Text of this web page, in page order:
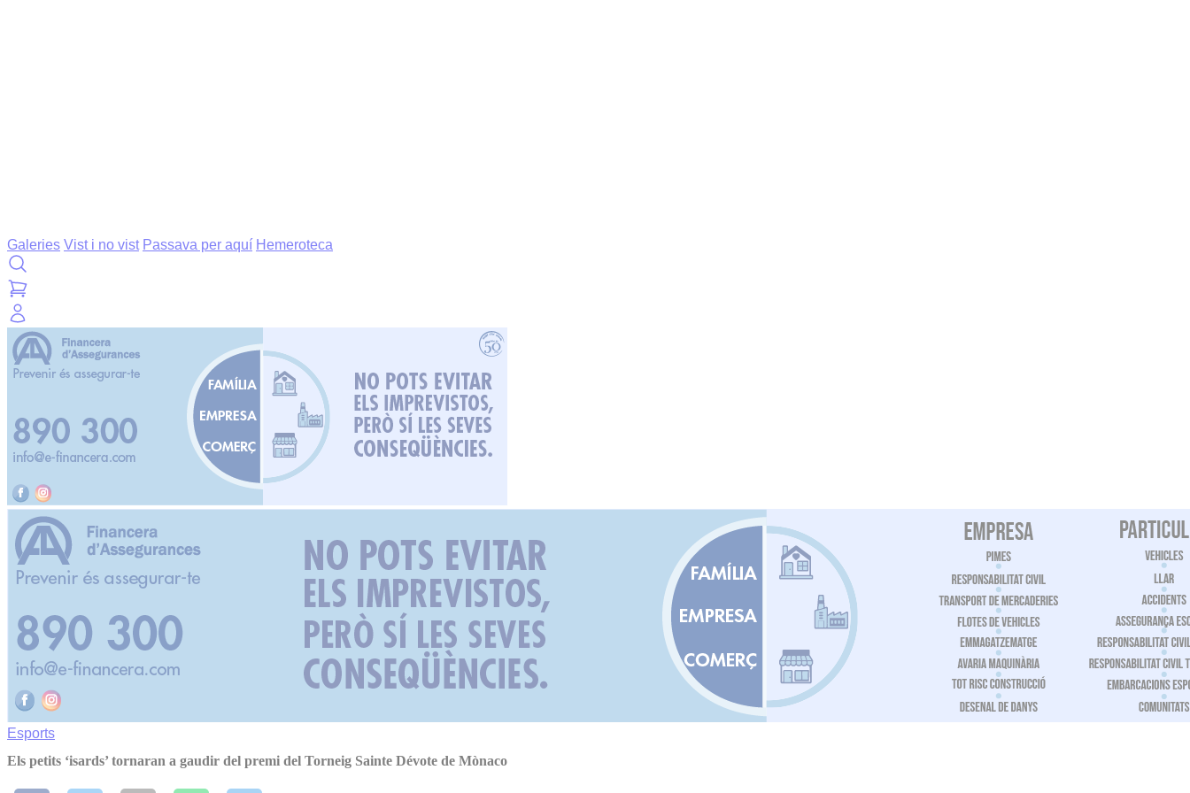
Galeries Vist i no vist Passava per aquí Hemeroteca
Esports
Els petits ‘isards’ tornaran a gaudir del premi del Torneig Sainte Dévote de Mònaco